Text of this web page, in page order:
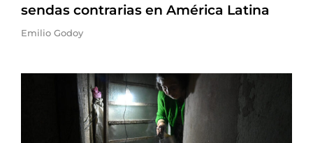
sendas contrarias en América Latina
Emilio Godoy